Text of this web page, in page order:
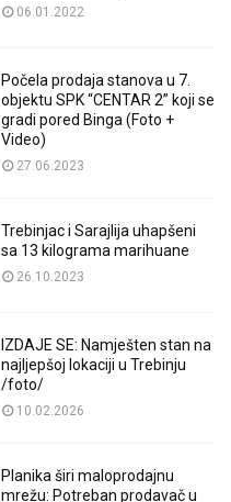
06.01.2022
Počela prodaja stanova u 7.
objektu SPK “CENTAR 2” koji se
gradi pored Binga (Foto +
Video)
27.06.2023
Trebinjac i Sarajlija uhapšeni
sa 13 kilograma marihuane
26.10.2023
IZDAJE SE: Namješten stan na
najljepšoj lokaciji u Trebinju
/foto/
10.02.2026
Planika širi maloprodajnu
mrežu: Potreban prodavač u